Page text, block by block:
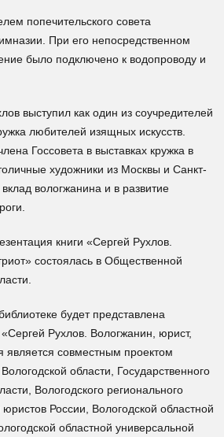
попечительского совета
При его непосредственном
было подключено к водопроводу и
выступил как один из соучредителей
любителей изящных искусств.
Госсовета в выставках кружка в
художники из Москвы и Санкт-
вологжанина и в развитие
книги «Сергей Рухлов.
состоялась в Общественной
будет представлена
Рухлов. Вологжанин, юрист,
является совместным проектом
области, Государственного
Вологодского регионального
России, Вологодской областной
областной универсальной